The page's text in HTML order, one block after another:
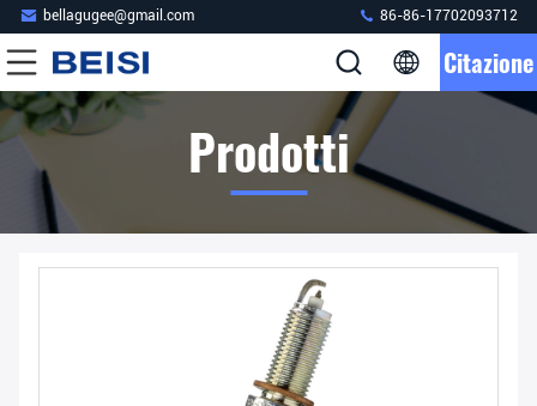
bellagugee@gmail.com 86-86-17702093712
Citazione
Prodotti